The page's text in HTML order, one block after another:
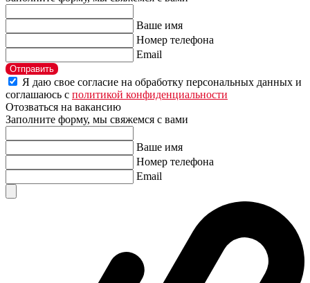
Ваше имя
Номер телефона
Email
Отправить
Я даю свое согласие на обработку персональных данных и
соглашаюсь с политикой конфиденциальности
Отозваться на вакансию
Заполните форму, мы свяжемся с вами
Ваше имя
Номер телефона
Email